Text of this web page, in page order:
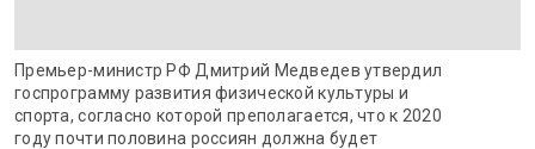
Премьер-министр РФ Дмитрий Медведев утвердил
госпрограмму развития физической культуры и
спорта, согласно которой преполагается, что к 2020
году почти половина россиян должна будет